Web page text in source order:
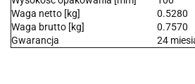
Waga netto [kg]
0.5280
Waga brutto [kg]
0.7570
Gwarancja
24